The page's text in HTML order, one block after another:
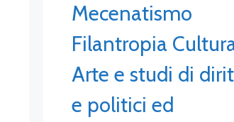
Mecenatismo
Filantropia
Arte e studi di
e politici ed